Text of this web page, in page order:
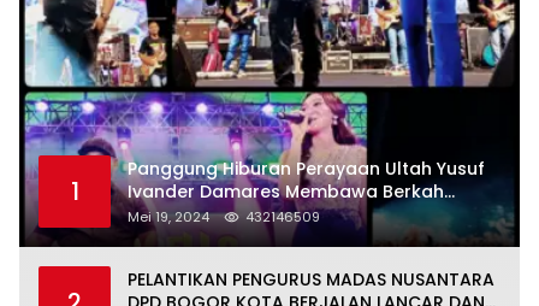
1
Panggung Hiburan Perayaan Ultah Yusuf
Ivander Damares Membawa Berkah
Warga Kejapanan
Mei 19, 2024 432146509
PELANTIKAN PENGURUS MADAS NUSANTARA